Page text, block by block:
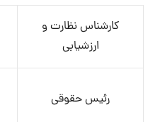
کارشناس نظارت و
ارزشیابی
رئیس حقوقی